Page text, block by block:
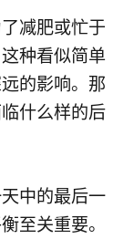
减肥或忙于
种看似简单
的影响。那
什么样的后
中的最后一
至关重要。